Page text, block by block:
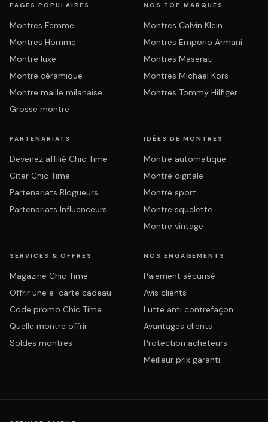
PAGES POPULAIRES
Montres Femme
Montres Homme
Montre luxe
Montre céramique
Montre maille milanaise
Grosse montre
NOS TOP MARQUES
Montres Calvin Klein
Montres Emporio Armani
Montres Maserati
Montres Michael Kors
Montres Tommy Hilfiger
PARTENARIATS
Devenez affilié Chic Time
Citer Chic Time
Partenariats Blogueurs
Partenariats Influenceurs
IDÉES DE MONTRES
Montre automatique
Montre digitale
Montre sport
Montre squelette
Montre vintage
SERVICES & OFFRES
Magazine Chic Time
Offrir une e-carte cadeau
Code promo Chic Time
Quelle montre offrir
Soldes montres
NOS ENGAGEMENTS
Paiement sécurisé
Avis clients
Lutte anti contrefaçon
Avantages clients
Protection acheteurs
Meilleur prix garanti